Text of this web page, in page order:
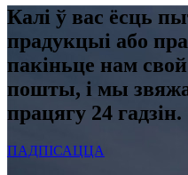
Калі ў вас ёсць
прадукцыі або
пакіньце нам
пошты, і мы
працягу 24 гадзін.
ПАДПІСАЦЦА